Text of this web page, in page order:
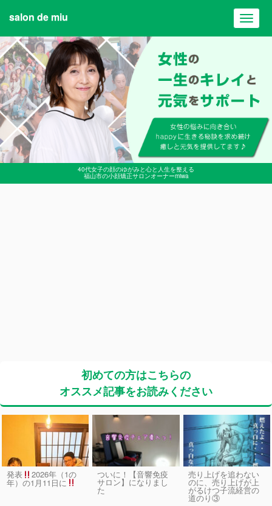
40代女子の顔のゆがみと心と人生を整える
福山市の小顔矯正サロンオーナーmiwa
salon de miu
初めての方はこちらの
オススメ記事をお読みください
発表 2026年（1の
年）の1月11日に
ついに！【音響免疫
サロン】になりまし
た
売り上げを追わない
のに、売り上げが上
がるけつ子流経営の
道のり③